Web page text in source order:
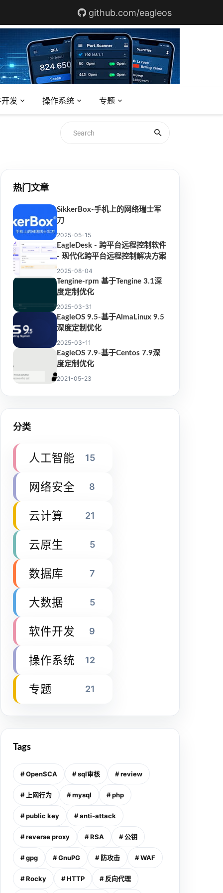
github.com/eagleos
发 操作系统 专题
热门文章
SikkerBox-手机上的网络瑞士军
刀
2025-05-15
EagleDesk - 跨平台远程控制软件
- 现代化跨平台远程控制解决方案
2025-08-04
Tengine-rpm 基于Tengine 3.1深
度定制优化
2025-03-31
EagleOS 9.5-基于AlmaLinux 9.5
深度定制优化
2025-03-11
EagleOS 7.9-基于Centos 7.9深
度定制优化
2021-05-23
分类
人工智能 15
网络安全 8
云计算 21
云原生 5
数据库 7
大数据 5
软件开发 9
操作系统 12
专题 21
Tags
# OpenSCA # sql审核 # review
# 上网行为 # mysql # php
# public key # anti-attack
# reverse proxy # RSA # 公钥
# gpg # GnuPG # 防攻击 # WAF
# Rocky # HTTP # 反向代理